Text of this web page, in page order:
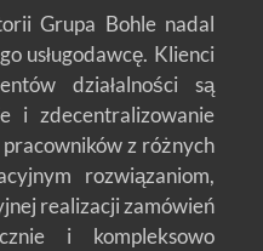
Grupa Bohle nadal
usługodawcę. Klienci
działalności są
i zdecentralizowanie
z różnych
rozwiązaniom,
realizacji zamówień
i kompleksowo